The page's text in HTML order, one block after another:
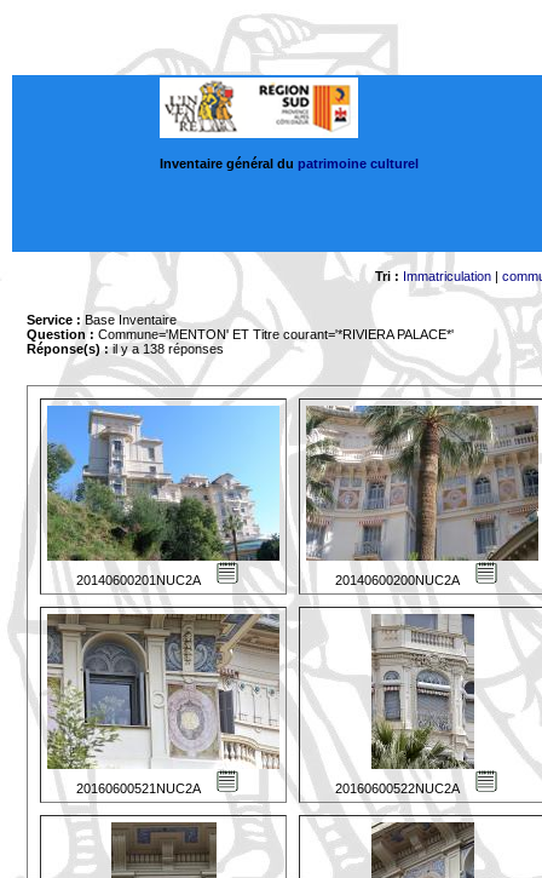
Inventaire général du patrimoine culturel
Tri : Immatriculation|
Service : Base Inventaire
Question : Commune='MENTON' ET Titre courant='*RIVIERA PALACE*'
Réponse(s) :il y a 138 réponses
20140600201NUC2A 20140600200NUC2A
20160600521NUC2A 20160600522NUC2A